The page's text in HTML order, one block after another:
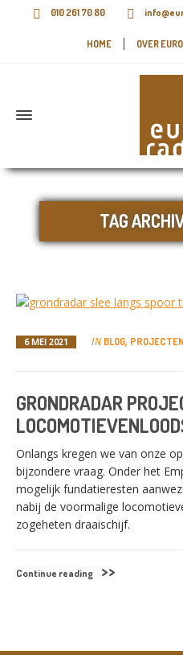
010 261 70 80
HOME OVER
TAG
6 MEI 2021 IN BLOG,
GRONDRADAR
Onlangs kregen we van onze
bijzondere vraag. Onder het
mogelijk fundatieresten
nabij de voormalige
zogeheten draaischijf.
Continue reading